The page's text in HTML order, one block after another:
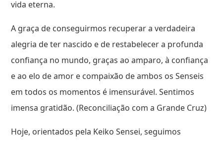
vida eterna.
A graça de conseguirmos recuperar a verdadeira
alegria de ter nascido e de restabelecer a profunda
confiança no mundo, graças ao amparo, à confiança
e ao elo de amor e compaixão de ambos os Senseis
em todos os momentos é imensurável. Sentimos
imensa gratidão. (Reconciliação com a Grande Cruz)
Hoje, orientados pela Keiko Sensei, seguimos